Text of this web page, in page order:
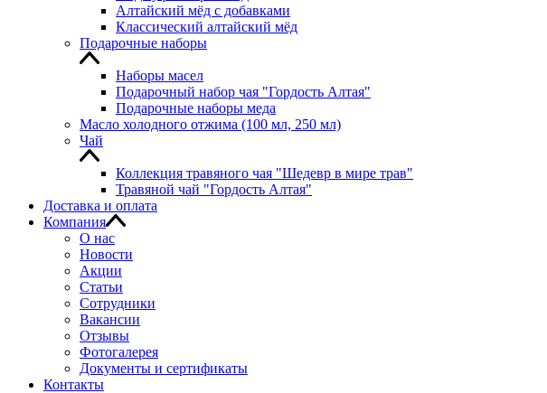
Алтайский мёд с добавками
Классический алтайский мёд
Подарочные наборы
Наборы масел
Подарочный набор чая "Гордость Алтая"
Подарочные наборы меда
Масло холодного отжима (100 мл, 250 мл)
Чай
Коллекция травяного чая "Шедевр в мире трав"
Травяной чай "Гордость Алтая"
Доставка и оплата
Компания
О нас
Новости
Акции
Статьи
Сотрудники
Вакансии
Отзывы
Фотогалерея
Документы и сертификаты
Контакты